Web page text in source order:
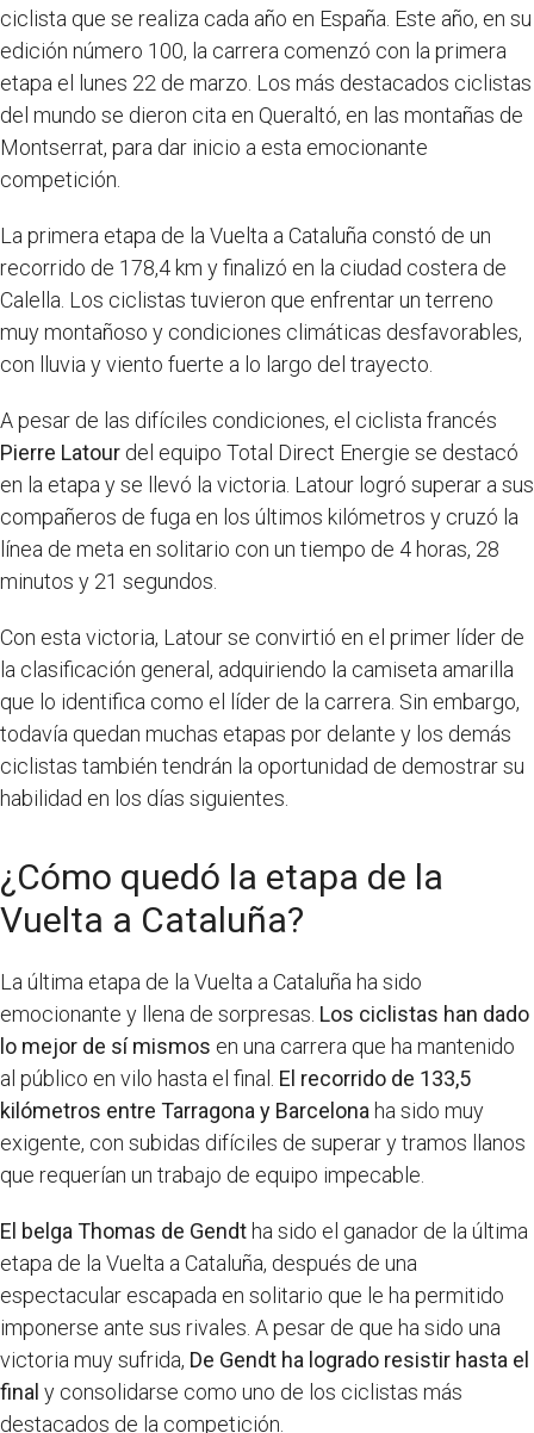
ciclista que se realiza cada año en España. Este año, en su
edición número 100, la carrera comenzó con la primera
etapa el lunes 22 de marzo. Los más destacados ciclistas
del mundo se dieron cita en Queraltó, en las montañas de
Montserrat, para dar inicio a esta emocionante
competición.
La primera etapa de la Vuelta a Cataluña constó de un
recorrido de 178,4 km y finalizó en la ciudad costera de
Calella. Los ciclistas tuvieron que enfrentar un terreno
muy montañoso y condiciones climáticas desfavorables,
con lluvia y viento fuerte a lo largo del trayecto.
A pesar de las difíciles condiciones, el ciclista francés
Pierre Latour del equipo Total Direct Energie se destacó
en la etapa y se llevó la victoria. Latour logró superar a sus
compañeros de fuga en los últimos kilómetros y cruzó la
línea de meta en solitario con un tiempo de 4 horas, 28
minutos y 21 segundos.
Con esta victoria, Latour se convirtió en el primer líder de
la clasificación general, adquiriendo la camiseta amarilla
que lo identifica como el líder de la carrera. Sin embargo,
todavía quedan muchas etapas por delante y los demás
ciclistas también tendrán la oportunidad de demostrar su
habilidad en los días siguientes.
¿Cómo quedó la etapa de la
Vuelta a Cataluña?
La última etapa de la Vuelta a Cataluña ha sido
emocionante y llena de sorpresas. Los ciclistas han dado
lo mejor de sí mismos en una carrera que ha mantenido
al público en vilo hasta el final. El recorrido de 133,5
kilómetros entre Tarragona y Barcelona ha sido muy
exigente, con subidas difíciles de superar y tramos llanos
que requerían un trabajo de equipo impecable.
El belga Thomas de Gendt ha sido el ganador de la última
etapa de la Vuelta a Cataluña, después de una
espectacular escapada en solitario que le ha permitido
imponerse ante sus rivales. A pesar de que ha sido una
victoria muy sufrida, De Gendt ha logrado resistir hasta el
final y consolidarse como uno de los ciclistas más
destacados de la competición.